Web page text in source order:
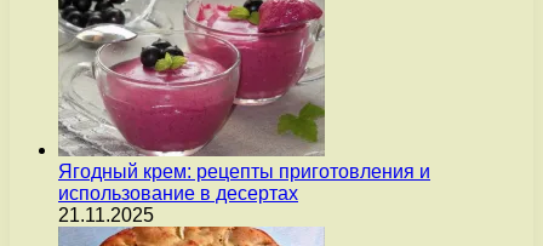
Ягодный крем: рецепты приготовления и
использование в десертах
21.11.2025